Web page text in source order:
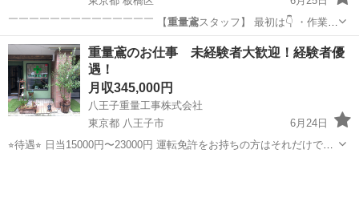
￣￣￣￣￣￣￣￣￣￣￣￣￣￣ 【重量鳶スタッフ】 最初は👇 ・作業
を…
東京 板橋区 鳶職 未経験
重量鳶のお仕事 未経験者大歓迎！経験者優
遇！
月収345,000円
八王子重量工事株式会社
東京都 八王子市
6月24日
⭐︎待遇⭐︎ 日当15000円〜23000円 運転免許をお持ちの方はそれだけで日